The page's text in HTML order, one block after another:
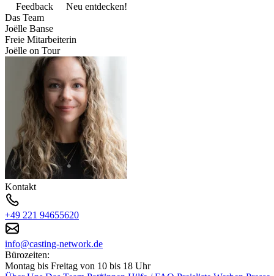
Feedback
Neu entdecken!
Das Team
Joëlle Banse
Freie Mitarbeiterin
Joëlle on Tour
Kontakt
+49 221 94655620
info@casting-network.de
Bürozeiten:
Montag bis Freitag von 10 bis 18 Uhr